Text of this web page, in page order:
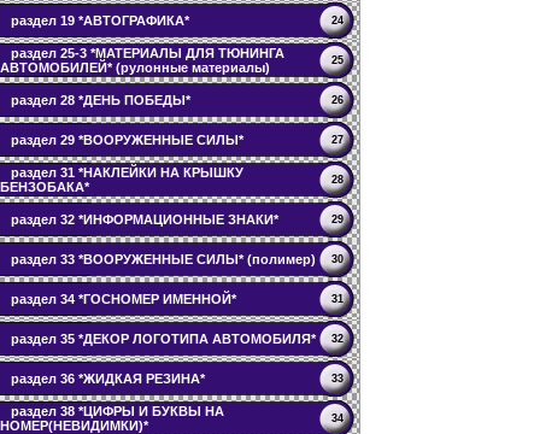
раздел 19 *АВТОГРАФИКА* 24
раздел 25-3 *МАТЕРИАЛЫ ДЛЯ ТЮНИНГА
АВТОМОБИЛЕЙ* (рулонные материалы)
25
раздел 28 *ДЕНЬ ПОБЕДЫ* 26
раздел 29 *ВООРУЖЕННЫЕ СИЛЫ* 27
раздел 31 *НАКЛЕЙКИ НА КРЫШКУ
БЕНЗОБАКА*
28
раздел 32 *ИНФОРМАЦИОННЫЕ ЗНАКИ* 29
раздел 33 *ВООРУЖЕННЫЕ СИЛЫ* (полимер) 30
раздел 34 *ГОСНОМЕР ИМЕННОЙ* 31
раздел 35 *ДЕКОР ЛОГОТИПА АВТОМОБИЛЯ* 32
раздел 36 *ЖИДКАЯ РЕЗИНА* 33
раздел 38 *ЦИФРЫ И БУКВЫ НА
НОМЕР(НЕВИДИМКИ)*
34